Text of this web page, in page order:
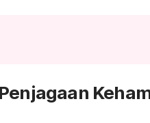
Penjagaan